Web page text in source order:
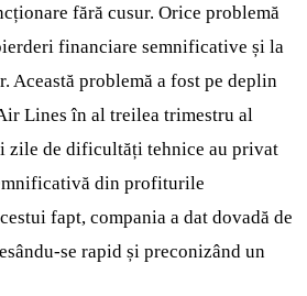
fără cusur. Orice problemă
financiare semnificative și la
Această problemă a fost pe deplin
Lines în al treilea trimestru al
zile de dificultăți tehnice au privat
din profiturile
fapt, compania a dat dovadă de
se rapid și preconizând un